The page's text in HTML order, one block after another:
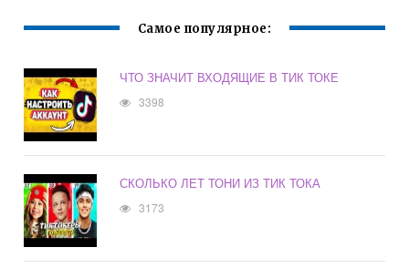
Самое популярное:
ЧТО ЗНАЧИТ ВХОДЯЩИЕ В ТИК ТОКЕ
3398
СКОЛЬКО ЛЕТ ТОНИ ИЗ ТИК ТОКА
3173